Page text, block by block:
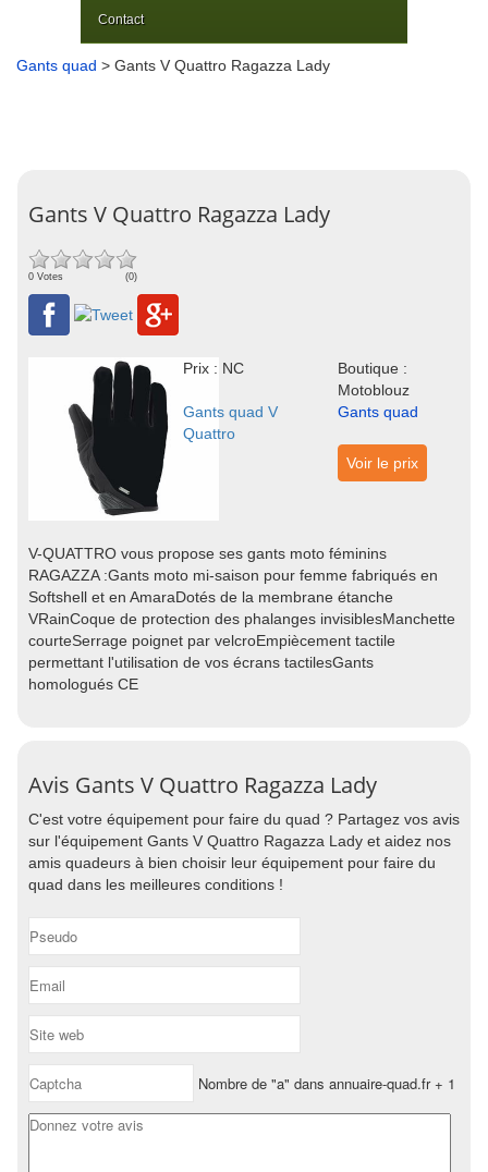
Contact
Gants quad > Gants V Quattro Ragazza Lady
Gants V Quattro Ragazza Lady
0 Votes (0)
Prix : NC
Boutique :
Motoblouz
Gants quad V
Quattro
Gants quad
Voir le prix
V-QUATTRO vous propose ses gants moto féminins
RAGAZZA :Gants moto mi-saison pour femme fabriqués en
Softshell et en AmaraDotés de la membrane étanche
VRainCoque de protection des phalanges invisiblesManchette
courteSerrage poignet par velcroEmpiècement tactile
permettant l'utilisation de vos écrans tactilesGants
homologués CE
Avis Gants V Quattro Ragazza Lady
C'est votre équipement pour faire du quad ? Partagez vos avis
sur l'équipement Gants V Quattro Ragazza Lady et aidez nos
amis quadeurs à bien choisir leur équipement pour faire du
quad dans les meilleures conditions !
Nombre de "a" dans annuaire-quad.fr + 1